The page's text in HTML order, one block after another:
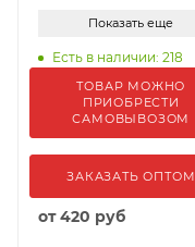
Показать еще
Есть в наличии: 218
ТОВАР МОЖНО
ПРИОБРЕСТИ
САМОВЫВОЗОМ
ЗАКАЗАТЬ ОПТОМ
от420 руб